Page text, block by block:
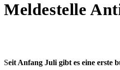
Meldestelle
Seit Anfang Juli gibt es eine erste